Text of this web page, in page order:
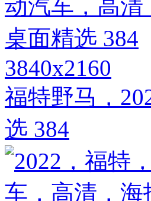
3840x2160
福特野马，
选 384